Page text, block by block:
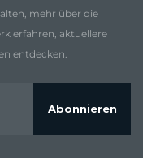
mehr über die
erfahren, aktuellere
entdecken.
Abonnieren